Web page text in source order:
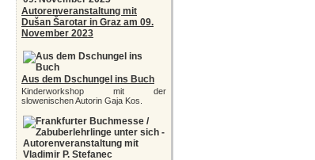
Autorenveranstaltung mit
Dušan Šarotar in Graz am 09.
November 2023
Aus dem Dschungel ins Buch
Kinderworkshop mit der
slowenischen Autorin Gaja Kos.